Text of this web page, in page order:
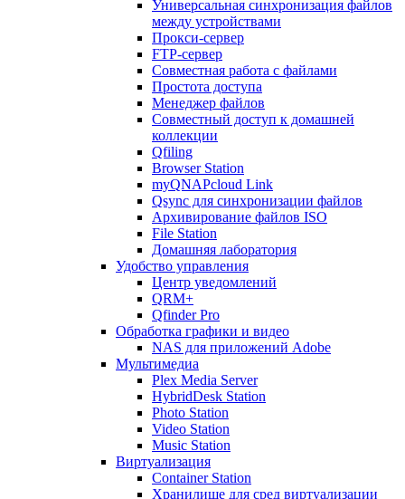
Универсальная синхронизация файлов
между устройствами
Прокси-сервер
FTP-сервер
Совместная работа с файлами
Простота доступа
Менеджер файлов
Совместный доступ к домашней
коллекции
Qfiling
Browser Station
myQNAPcloud Link
Qsync для синхронизации файлов
Архивирование файлов ISO
File Station
Домашняя лаборатория
Удобство управления
Центр уведомлений
QRM+
Qfinder Pro
Обработка графики и видео
NAS для приложений Adobe
Мультимедиа
Plex Media Server
HybridDesk Station
Photo Station
Video Station
Music Station
Виртуализация
Container Station
Хранилище для сред виртуализации